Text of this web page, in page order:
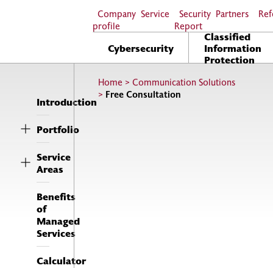
Company
profile
Service
Security
Report
Partners
Cybersecurity
Classified
Information
Protection
Home > Communication Solutions
> Free Consultation
Introduction
Portfolio
Service
Areas
Benefits
of
Managed
Services
Calculator